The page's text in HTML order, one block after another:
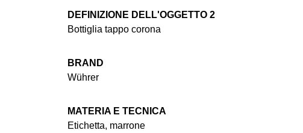
DEFINIZIONE DELL'OGGETTO 2
Bottiglia tappo corona
BRAND
Wührer
MATERIA E TECNICA
Etichetta, marrone